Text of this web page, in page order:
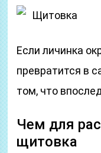
Щитовка
Если личинка
превратится в
том, что
Чем для
щитовка